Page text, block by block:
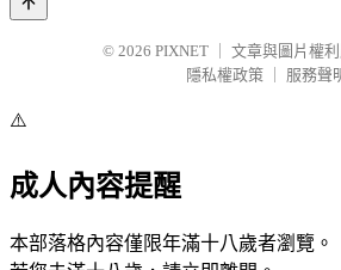
© 2026 PIXNET
文章與圖片權
隱私權政策
服務聲
⚠️
成人內容提醒
本部落格內容僅限年滿十八歲者瀏覽。